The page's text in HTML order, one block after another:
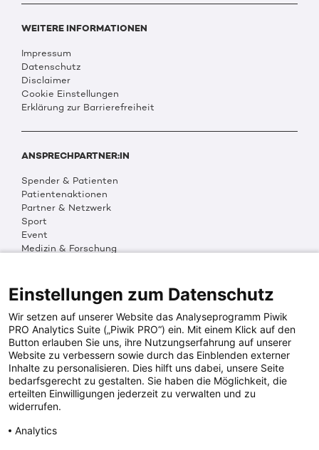
WEITERE INFORMATIONEN
Impressum
Datenschutz
Disclaimer
Cookie Einstellungen
Erklärung zur Barrierefreiheit
ANSPRECHPARTNER:IN
Spender & Patienten
Patientenaktionen
Partner & Netzwerk
Sport
Event
Medizin & Forschung
Multimedia
Social Media
PRESSEINFOS
Fotos & Media
Digitale Pressemappen
Patientenaktionen
Einstellungen zum Datenschutz
Wir setzen auf unserer Website das Analyseprogramm Piwik
PRO Analytics Suite („Piwik PRO“) ein. Mit einem Klick auf den
Button erlauben Sie uns, ihre Nutzungserfahrung auf unserer
Website zu verbessern sowie durch das Einblenden externer
Inhalte zu personalisieren. Dies hilft uns dabei, unsere Seite
bedarfsgerecht zu gestalten. Sie haben die Möglichkeit, die
erteilten Einwilligungen jederzeit zu verwalten und zu
widerrufen.
Analytics